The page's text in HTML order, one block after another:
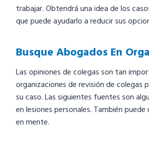
trabajar. Obtendrá una idea de los
que puede ayudarlo a reducir sus
Busque Abogados En
Las opiniones de colegas son tan
organizaciones de revisión de colegas
su caso. Las siguientes fuentes son
en lesiones personales. También
en mente.